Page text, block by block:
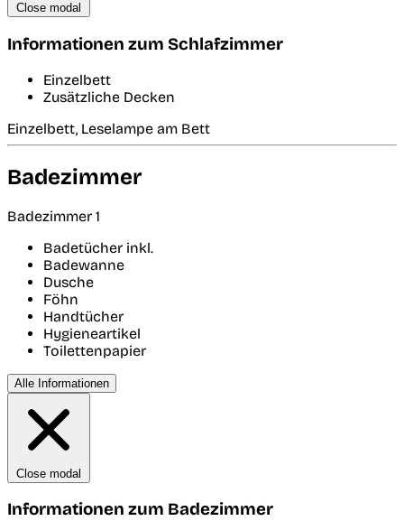
Close modal
Informationen zum Schlafzimmer
Einzelbett
Zusätzliche Decken
Einzelbett, Leselampe am Bett
Badezimmer
Badezimmer 1
Badetücher inkl.
Badewanne
Dusche
Föhn
Handtücher
Hygieneartikel
Toilettenpapier
Alle Informationen
Close modal
Informationen zum Badezimmer